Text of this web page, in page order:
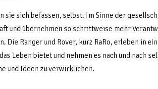
sie sich befassen, selbst. Im Sinne der
und übernehmen so schrittweise mehr
Ranger und Rover, kurz RaRo, erleben in
Leben bietet und nehmen es nach und nach
und Ideen zu verwirklichen.